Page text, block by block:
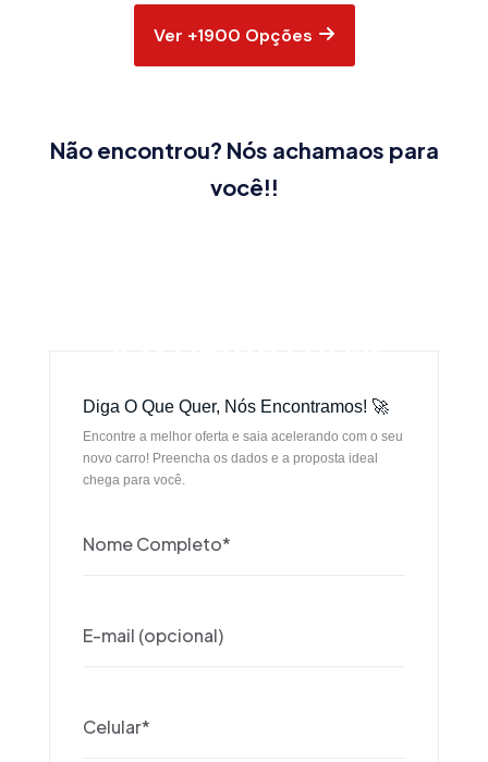
Ver +1900 Opções
Não encontrou? Nós achamaos para
você!!
Diga O Que Quer, Nós Encontramos! 🚀
Encontre a melhor oferta e saia acelerando com o seu
novo carro! Preencha os dados e a proposta ideal
chega para você.